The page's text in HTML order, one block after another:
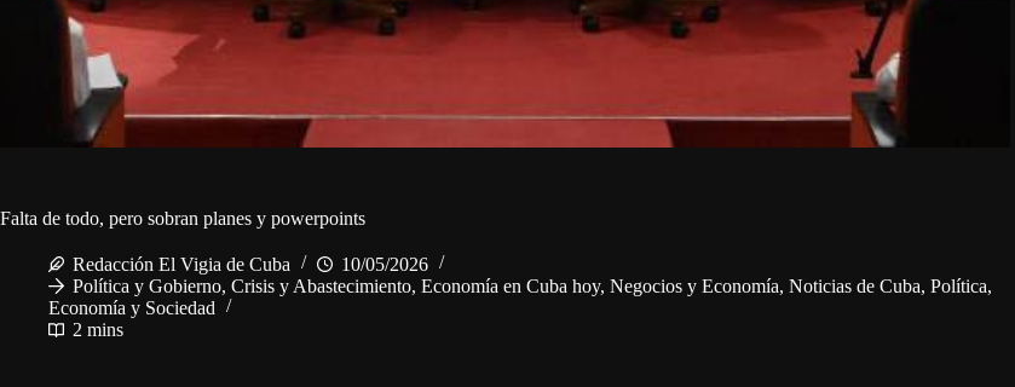
Falta de todo, pero sobran planes y powerpoints
Redacción El Vigia de Cuba
10/05/2026
Política y Gobierno, Crisis y Abastecimiento, Economía en Cuba hoy, Negocios y Economía, Noticias de Cuba, Política,
Economía y Sociedad
2 mins